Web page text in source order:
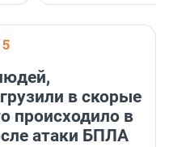
в скорые
происходило в
атаки БПЛА